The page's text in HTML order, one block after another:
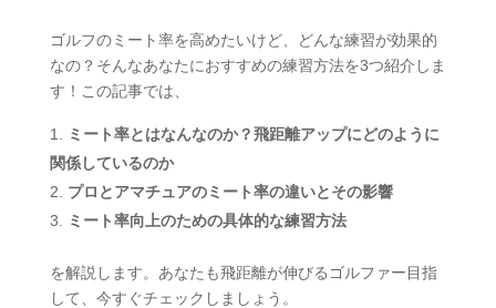
ゴルフのミート率を高めたいけど、どんな練習が効果的
なの？そんなあなたにおすすめの練習方法を3つ紹介しま
す！この記事では、
ミート率とはなんなのか？飛距離アップにどのように
関係しているのか
プロとアマチュアのミート率の違いとその影響
ミート率向上のための具体的な練習方法
を解説します。あなたも飛距離が伸びるゴルファー目指
して、今すぐチェックしましょう。